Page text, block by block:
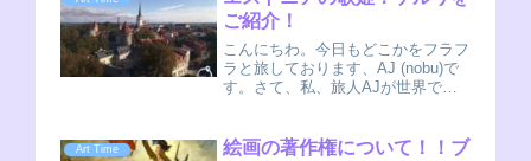
ティストたちをご紹介します。
AJ(nob...
ご紹介！
こんにちわ。今日もどこかをフラフ
ラと旅しております、AJ (nobu)で
す。さて、私、旅人AJが世界で出
したローカルアーティストを日本に
Art Time
絵画の著作権について！！ブ